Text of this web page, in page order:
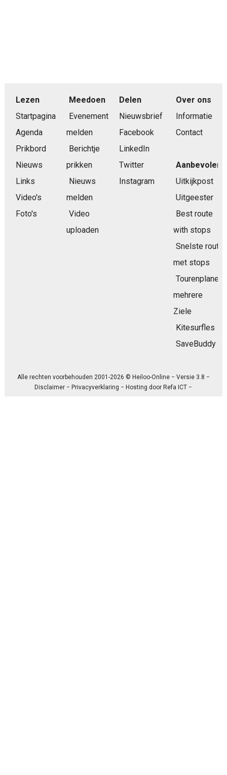
Lezen
Startpagina
Agenda
Prikbord
Nieuws
Links
Video's
Foto's
Meedoen
Evenement
melden
Berichtje
prikken
Nieuws
melden
Video
uploaden
Delen
Nieuwsbrief
Facebook
LinkedIn
Twitter
Instagram
Over ons
Informatie
Contact
Aanbevolen
Uitkijkpost
Uitgeester
Best route
with stops
Snelste route
met stops
Tourenplaner
mehrere
Ziele
Kitesurfles
SaveBuddy
Alle rechten voorbehouden 2001-2026 © Heiloo-Online − Versie 3.8 −
Disclaimer −Privacyverklaring − Hosting doorRefa ICT −